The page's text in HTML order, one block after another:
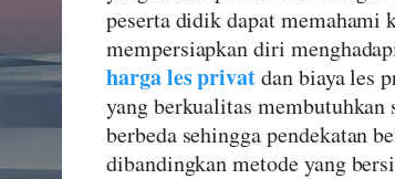
peserta didik dapat memahami
mempersiapkan diri
harga les privatdan biaya les
yang berkualitas
berbeda sehingga pendekatan
dibandingkan metode yang